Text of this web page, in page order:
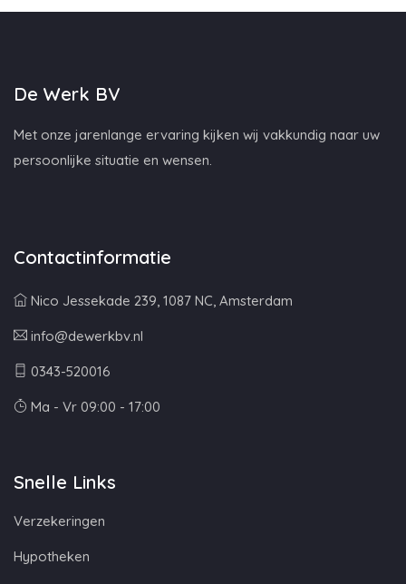
De Werk BV
Met onze jarenlange ervaring kijken wij vakkundig naar uw
persoonlijke situatie en wensen.
Contactinformatie
Nico Jessekade 239, 1087 NC, Amsterdam
info@dewerkbv.nl
0343-520016
Ma - Vr 09:00 - 17:00
Snelle Links
Verzekeringen
Hypotheken